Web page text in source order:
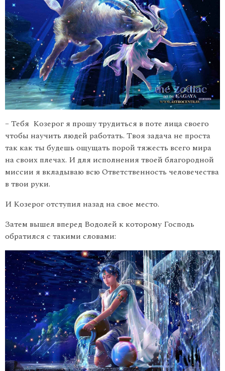
– Тебя Козерог я прошу трудиться в поте лица своего
чтобы научить людей работать. Твоя задача не проста
так как ты будешь ощущать порой тяжесть всего мира
на своих плечах. И для исполнения твоей благородной
миссии я вкладываю всю Ответственность человечества
в твои руки.
И Козерог отступил назад на свое местo.
Затем вышел вперед Водолей к которому Господь
обратился с такими словами: